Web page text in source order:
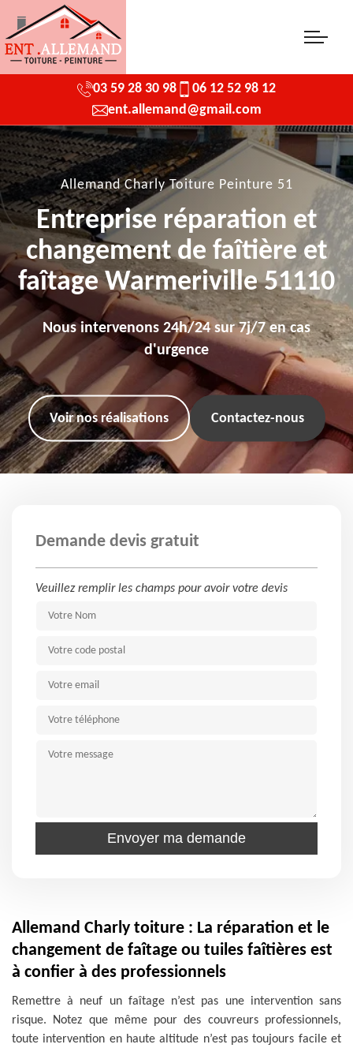
03 59 28 30 98
06 12 52 98 12
ent.allemand@gmail.com
Allemand Charly Toiture Peinture 51
Entreprise réparation et
changement de faîtière et
faîtage Warmeriville 51110
Nous intervenons 24h/24 sur 7j/7 en cas
d'urgence
Voir nos réalisations Contactez-nous
Demande devis gratuit
Veuillez remplir les champs pour avoir votre devis
Allemand Charly toiture : La réparation et le
changement de faîtage ou tuiles faîtières est
à confier à des professionnels
Remettre à neuf un faîtage n’est pas une intervention sans
risque. Notez que même pour des couvreurs professionnels,
toute intervention en haute altitude n’est pas toujours facile et